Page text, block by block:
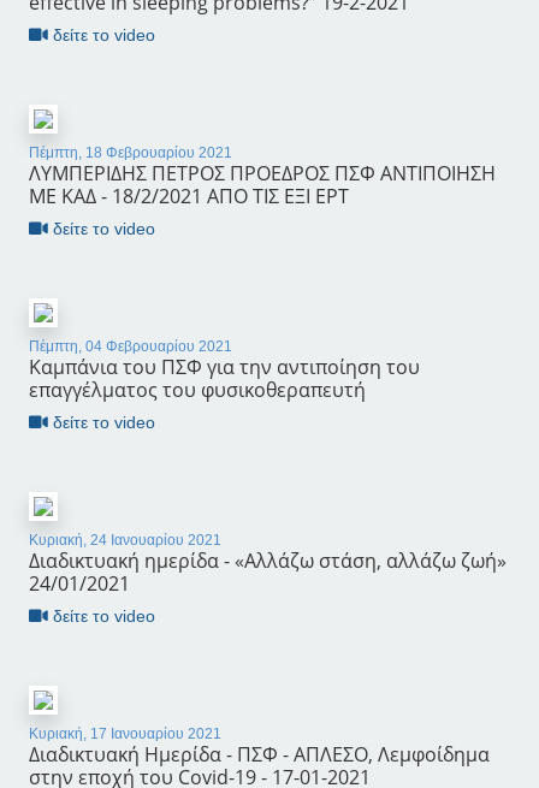
δείτε το video
Πέμπτη, 18 Φεβρουαρίου 2021
ΛΥΜΠΕΡΙΔΗΣ ΠΕΤΡΟΣ ΠΡΟΕΔΡΟΣ ΠΣΦ ΑΝΤΙΠΟΙΗΣΗ
ΜΕ ΚΑΔ - 18/2/2021 ΑΠΟ ΤΙΣ ΕΞΙ ΕΡΤ
δείτε το video
Πέμπτη, 04 Φεβρουαρίου 2021
Καμπάνια του ΠΣΦ για την αντιποίηση του
επαγγέλματος του φυσικοθεραπευτή
δείτε το video
Κυριακή, 24 Ιανουαρίου 2021
Διαδικτυακή ημερίδα - «Αλλάζω στάση, αλλάζω ζωή»
24/01/2021
δείτε το video
Κυριακή, 17 Ιανουαρίου 2021
Διαδικτυακή Ημερίδα - ΠΣΦ - ΑΠΛΕΣΟ, Λεμφοίδημα
στην εποχή του Covid-19 - 17-01-2021